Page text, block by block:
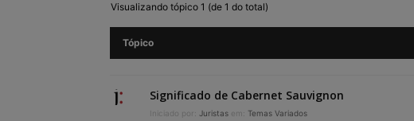
Visualizando tópico 1 (de 1 do total)
Tópico
Significado de Cabernet Sauvignon
Iniciado por: Juristas em: Temas Variados